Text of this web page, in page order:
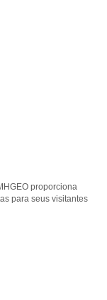
proporciona
para seus visitantes